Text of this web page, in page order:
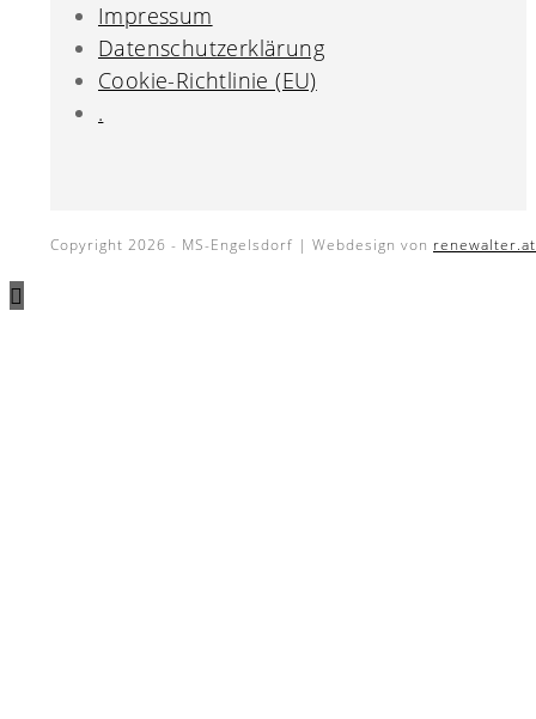
Impressum
Datenschutzerklärung
Cookie-Richtlinie (EU)
.
Copyright 2026 - MS-Engelsdorf | Webdesign von renewalter.at